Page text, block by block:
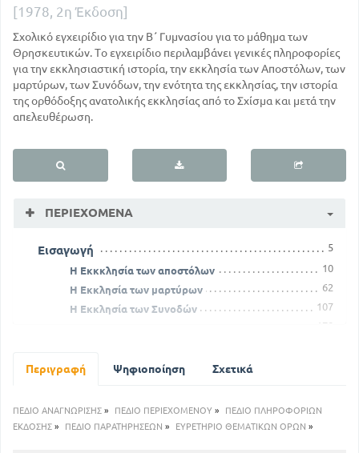
[1978, 2η Έκδοση]
Σχολικό εγχειρίδιο για την Β΄ Γυμνασίου για το μάθημα των
Θρησκευτικών. Το εγχειρίδιο περιλαμβάνει γενικές πληροφορίες
για την εκκλησιαστική ιστορία, την εκκλησία των Αποστόλων, των
μαρτύρων, των Συνόδων, την ενότητα της εκκλησίας, την ιστορία
της ορθόδοξης ανατολικής εκκλησίας από το Σχίσμα και μετά την
απελευθέρωση.
ΠΕΡΙΕΧΌΜΕΝΑ
Εισαγωγή 5
Η Εκκκλησία των αποστόλων
10
Η Εκκλησία των μαρτύρων
62
Η Εκκλησία των Συνοδών
107
178
Η ανατολική Εκκλησία μετά την απελευθέρωση
Περιγραφή Ψηφιοποίηση Σχετικά
ΠΕΔΙΟ ΑΝΑΓΝΩΡΙΣΗΣ » ΠΕΔΙΟ ΠΕΡΙΕΧΟΜΕΝΟΥ »
ΠΕΔΙΟ ΠΛΗΡΟΦΟΡΙΩΝ
ΕΚΔΟΣΗΣ » ΠΕΔΙΟ ΠΑΡΑΤΗΡΗΣΕΩΝ » ΕΥΡΕΤΗΡΙΟ ΘΕΜΑΤΙΚΩΝ ΟΡΩΝ »